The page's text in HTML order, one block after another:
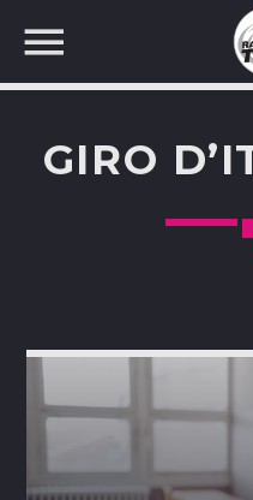
GIRO